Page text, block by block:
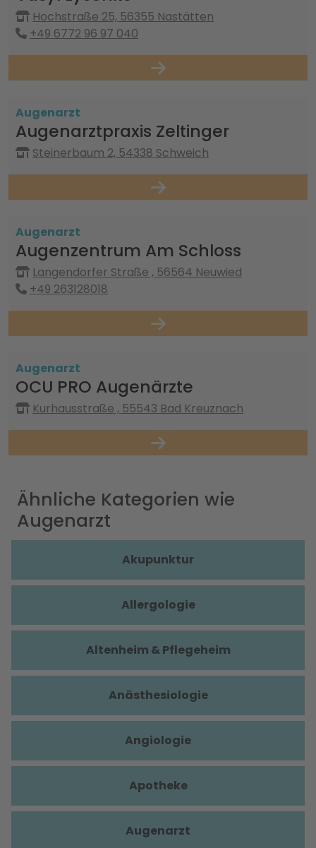
Hochstraße 25, 56355 Nastätten
+49 6772 96 97 040
Augenarzt
Augenarztpraxis Zeltinger
Steinerbaum 2, 54338 Schweich
Augenarzt
Augenzentrum Am Schloss
Langendorfer Straße , 56564 Neuwied
+49 263128018
Augenarzt
OCU PRO Augenärzte
Kurhausstraße , 55543 Bad Kreuznach
Ähnliche Kategorien wie
Augenarzt
Akupunktur
Allergologie
Altenheim & Pflegeheim
Anästhesiologie
Angiologie
Apotheke
Augenarzt